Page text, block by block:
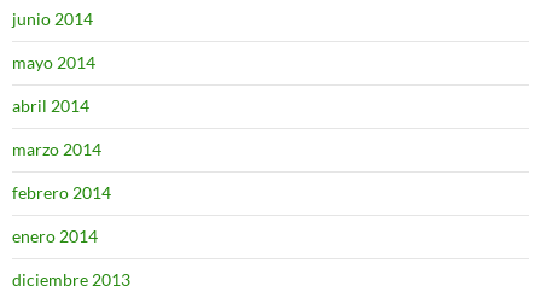
junio 2014
mayo 2014
abril 2014
marzo 2014
febrero 2014
enero 2014
diciembre 2013